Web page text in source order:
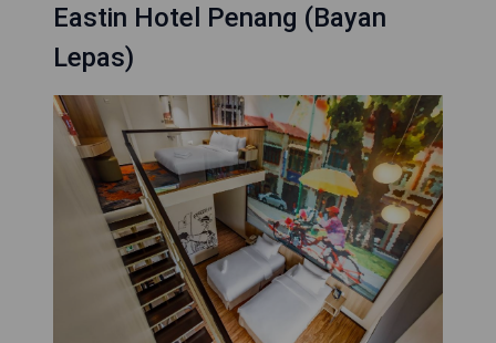
Eastin Hotel Penang (Bayan
Lepas)